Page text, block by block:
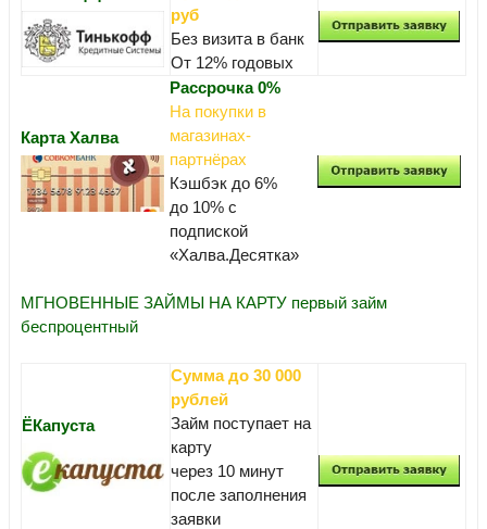
руб
Без визита в банк
От 12% годовых
Карта Халва
Рассрочка 0%
На покупки в
магазинах-
партнёрах
Кэшбэк до 6%
до 10% с
подпиской
«Халва.Десятка»
МГНОВЕННЫЕ ЗАЙМЫ НА КАРТУ первый займ
беспроцентный
ЁКапуста
Сумма до 30 000
рублей
Займ поступает на
карту
через 10 минут
после заполнения
заявки